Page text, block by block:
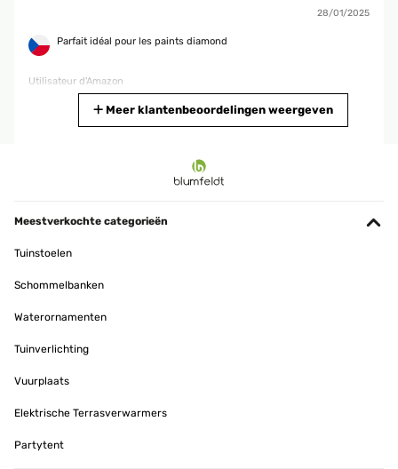
28/01/2025
Parfait idéal pour les paints diamond
Utilisateur d'Amazon
Meer klantenbeoordelingen weergeven
Meestverkochte categorieën
Tuinstoelen
Schommelbanken
Waterornamenten
Tuinverlichting
Vuurplaats
Elektrische Terrasverwarmers
Partytent